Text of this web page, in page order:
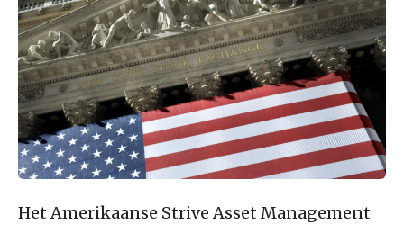
Het Amerikaanse Strive Asset Management